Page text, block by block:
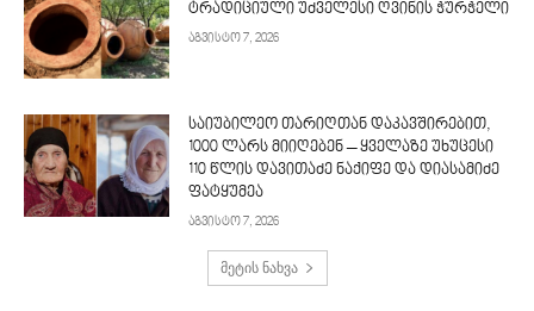
ტრადიციული უძველესი ღვინის ჭურჭელი
აგვისტო 7, 2026
საიუბილეო თარიღთან დაკავშირებით,
1000 ლარს მიიღებენ – ყველაზე უხუცესი
110 წლის დავითაძე ნაქიფე და დიასამიძე
ფატყუმეა
აგვისტო 7, 2026
მეტის ნახვა